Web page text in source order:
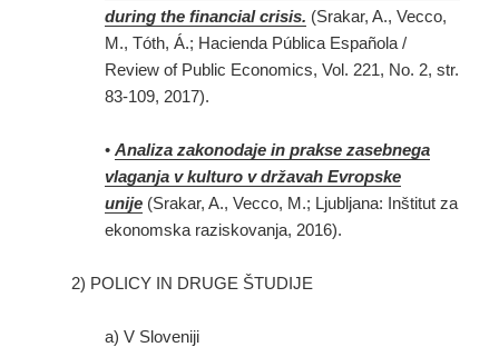
during the financial crisis. (Srakar, A., Vecco,
M., Tóth, Á.; Hacienda Pública Española /
Review of Public Economics, Vol. 221, No. 2, str.
83-109, 2017).
•Analiza zakonodaje in prakse zasebnega
vlaganja v kulturo v državah Evropske
unije (Srakar, A., Vecco, M.; Ljubljana: Inštitut za
ekonomska raziskovanja, 2016).
2) POLICY IN DRUGE ŠTUDIJE
a) V Sloveniji